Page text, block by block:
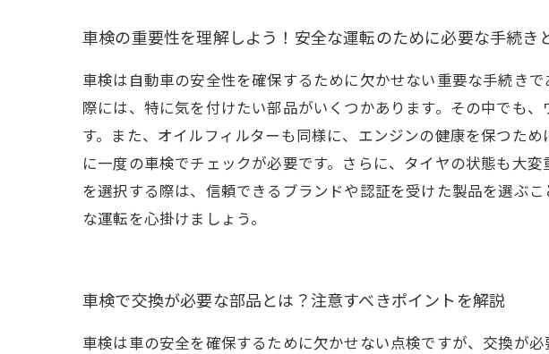
次回の車検に向けて知
車検の重要性を理解しよう！安全な運転のために必要な手続き
車検は自動車の安全性を確保するために欠かせない重要な手続き
際には、特に気を付けたい部品がいくつかあります。その中でも
す。また、オイルフィルターも同様に、エンジンの健康を保つた
に一度の車検でチェックが必要です。さらに、タイヤの状態も大
を選択する際は、信頼できるブランドや認証を受けた製品を選ぶ
な運転を心掛けましょう。
車検で交換が必要な部品とは？注意すべきポイントを解説
車検は車の安全を確保するために欠かせない点検ですが、交換が